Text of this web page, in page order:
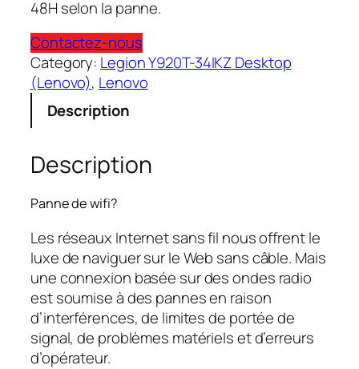
48H selon la panne.
Contactez-nous
Category: Legion Y920T-34IKZ Desktop
(Lenovo), Lenovo
Description
Description
Panne de wifi?
Les réseaux Internet sans fil nous offrent le
luxe de naviguer sur le Web sans câble. Mais
une connexion basée sur des ondes radio
est soumise à des pannes en raison
d’interférences, de limites de portée de
signal, de problèmes matériels et d’erreurs
d’opérateur.